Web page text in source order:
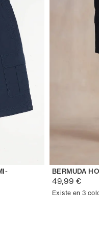
BERMUDA
49,99 €
Existe en 3